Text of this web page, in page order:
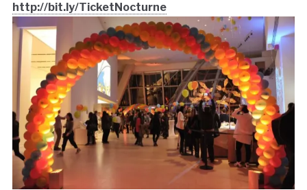
http://bit.ly/TicketNocturne